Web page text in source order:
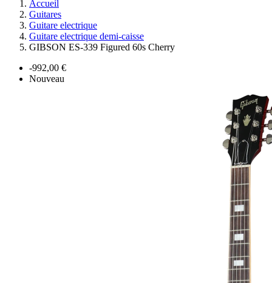
Accueil
Guitares
Guitare electrique
Guitare electrique demi-caisse
GIBSON ES-339 Figured 60s Cherry
-992,00 €
Nouveau